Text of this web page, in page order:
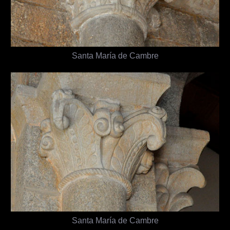
Santa María de Cambre
Santa María de Cambre